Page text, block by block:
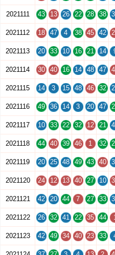
2021111 43 13 26 22 28 38
2021112 18 47 4 38 45 42
2021113 20 33 10 16 21 14
2021114 30 40 16 14 48 47
2021115 14 3 15 48 46 32
2021116 49 36 14 3 20 47
2021117 10 33 22 32 12 21
2021118 44 40 39 46 1 32
2021119 20 25 48 49 43 40
2021120 24 12 13 40 27 10
2021121 42 20 44 7 27 33
2021122 26 32 41 22 35 44
2021123 42 49 34 40 23 33